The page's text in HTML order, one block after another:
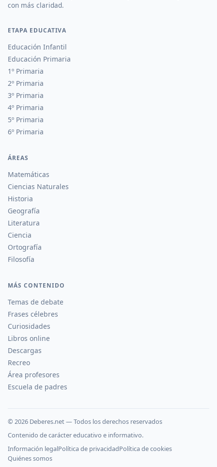
con más claridad.
ETAPA EDUCATIVA
Educación Infantil
Educación Primaria
1º Primaria
2º Primaria
3º Primaria
4º Primaria
5º Primaria
6º Primaria
ÁREAS
Matemáticas
Ciencias Naturales
Historia
Geografía
Literatura
Ciencia
Ortografía
Filosofía
MÁS CONTENIDO
Temas de debate
Frases célebres
Curiosidades
Libros online
Descargas
Recreo
Área profesores
Escuela de padres
© 2026 Deberes.net — Todos los derechos reservados
Contenido de carácter educativo e informativo.
Información legalPolítica de privacidadPolítica de cookies
Quiénes somos